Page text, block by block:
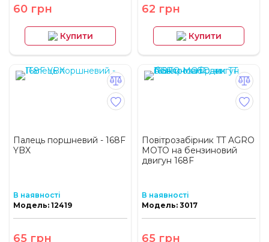
60 грн
Купити
62 грн
Купити
Палець поршневий - 168F
YBX
В наявності
Модель: 12419
65 грн
Повітрозабірник TT AGRO
MOTO на бензиновий
двигун 168F
В наявності
Модель: 3017
65 грн